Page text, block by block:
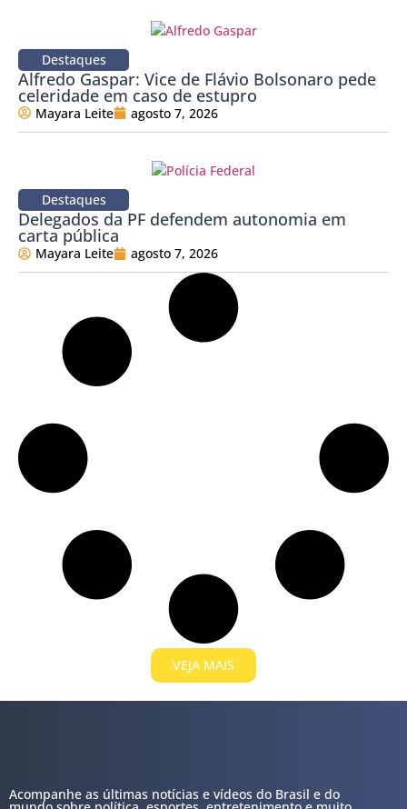
Destaques
Alfredo Gaspar: Vice de Flávio Bolsonaro pede
celeridade em caso de estupro
Mayara Leite agosto 7, 2026
Destaques
Delegados da PF defendem autonomia em
carta pública
Mayara Leite agosto 7, 2026
VEJA MAIS
Acompanhe as últimas notícias e vídeos do Brasil e do